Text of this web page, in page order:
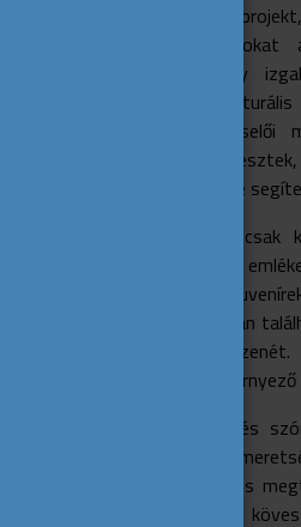
Mint a többi hasonló
ösztönözve a fiatalokat
szervezésére. Az így
megrendezett
minden ország
többieknek. Kahoot
esküvő megelevenítése
Természetesen nem
barátságok, hihetetlen
tudás mellett ilyen
elmentünk a kisvárosban
a közös nyelvet, a
Pińczówban, vagy a
Hasznos, informatív és
kultúrákon átívelő
elfogadóbb jövő felé és
mindannyiótokat, hogy